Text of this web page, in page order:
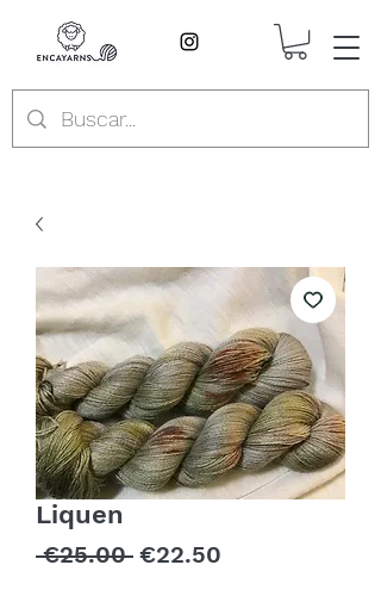
Liquen
€25.00 Regular
€22.50